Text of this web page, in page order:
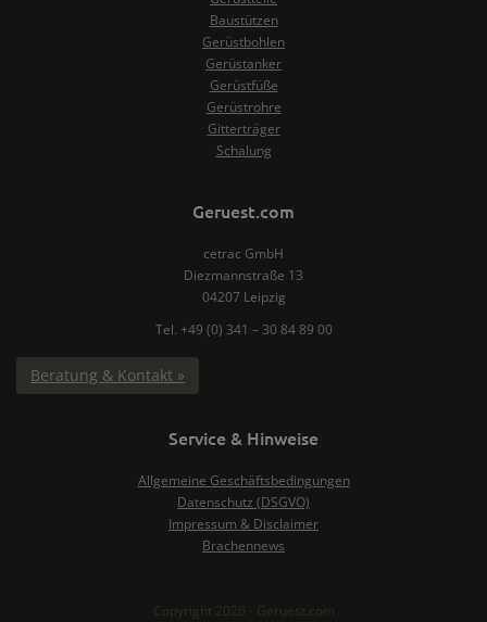
Baustützen
Gerüstbohlen
Gerüstanker
Gerüstfüße
Gerüstrohre
Gitterträger
Schalung
Geruest.com
cetrac GmbH
Diezmannstraße 13
04207 Leipzig
Tel. +49 (0) 341 – 30 84 89 00
Beratung & Kontakt »
Service & Hinweise
Allgemeine Geschäftsbedingungen
Datenschutz (DSGVO)
Impressum & Disclaimer
Brachennews